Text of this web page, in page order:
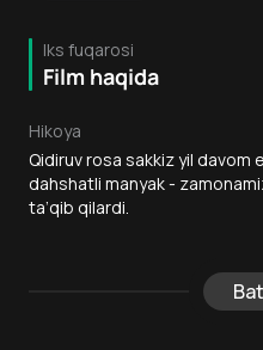
Iks fuqarosi
Film haqida
Hikoya
Qidiruv rosa sakkiz yil davom
dahshatli manyak -
ta’qib qilardi.